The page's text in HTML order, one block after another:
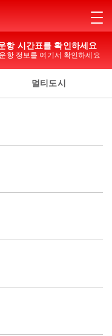
항 시간표를 확인하세요
항 정보를 여기서 확인하세요
멀티도시